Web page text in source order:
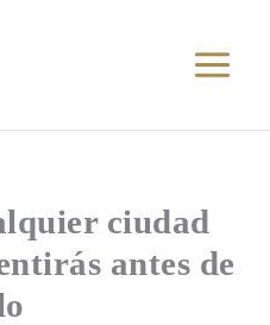
ciudad
antes de